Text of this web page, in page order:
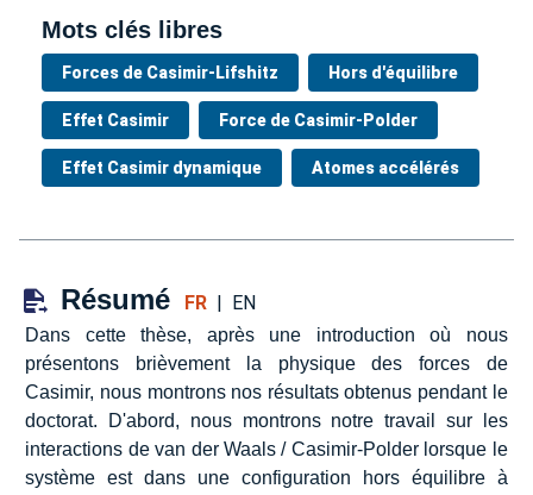
Mots clés libres
Forces de Casimir-Lifshitz Hors d'équilibre
Effet Casimir Force de Casimir-Polder
Effet Casimir dynamique Atomes accélérés
Résumé FR | EN
Dans cette thèse, après une introduction où nous
présentons brièvement la physique des forces de
Casimir, nous montrons nos résultats obtenus pendant le
doctorat. D'abord, nous montrons notre travail sur les
interactions de van der Waals / Casimir-Polder lorsque le
système est dans une configuration hors équilibre à